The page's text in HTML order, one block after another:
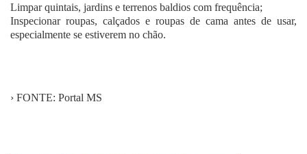
Limpar quintais, jardins e terrenos baldios com frequência;
Inspecionar roupas, calçados e roupas de cama antes de usar,
especialmente se estiverem no chão.
› FONTE: Portal MS